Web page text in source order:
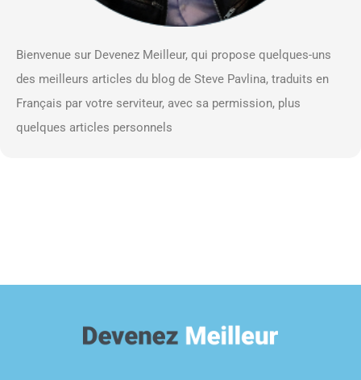
Bienvenue sur Devenez Meilleur, qui propose quelques-uns
des meilleurs articles du blog de Steve Pavlina, traduits en
Français par votre serviteur, avec sa permission, plus
quelques articles personnels